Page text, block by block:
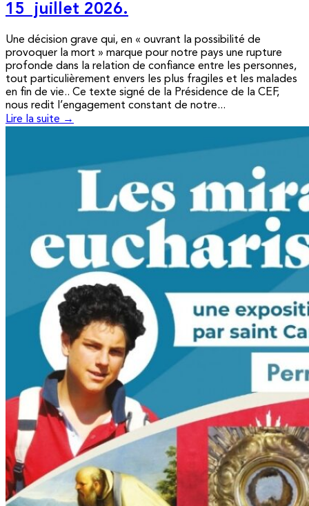
15 juillet 2026.
Une décision grave qui, en « ouvrant la possibilité de
provoquer la mort » marque pour notre pays une rupture
profonde dans la relation de confiance entre les personnes,
tout particulièrement envers les plus fragiles et les malades
en fin de vie.. Ce texte signé de la Présidence de la CEF,
nous redit l’engagement constant de notre...
Lire la suite →